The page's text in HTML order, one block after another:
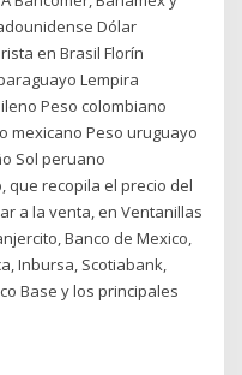
Dólar
en Brasil Florín
Lempira
Peso colombiano
mexicano Peso uruguayo
Sol peruano
que recopila el precio del
a la venta, en Ventanillas
Banco de Mexico,
Inbursa, Scotiabank,
Base y los principales